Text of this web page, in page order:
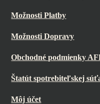
Možnosti Platby
Možnosti Dopravy
Obchodné podmienky
Štatút spotrebiteľskej
Môj účet